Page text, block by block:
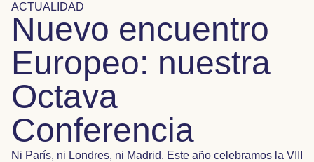
ACTUALIDAD
Nuevo encuentro
Europeo: nuestra
Octava
Conferencia
Ni París, ni Londres, ni Madrid. Este año celebramos la VIII